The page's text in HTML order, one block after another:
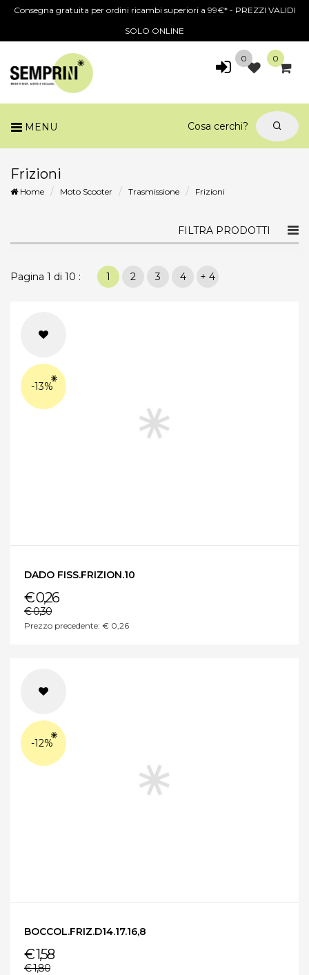
Consegna gratuita per ordini ricambi superiori a 99€* - PREZZI VALIDI
SOLO ONLINE
MENU
0 0
Frizioni
Home Moto Scooter Trasmissione Frizioni
FILTRA PRODOTTI
Pagina 1 di 10 : 1 2 3 4 + 4
-13%
DADO FISS.FRIZION.10
€ 0,26
€ 0,30
Prezzo precedente: € 0,26
-12%
BOCCOL.FRIZ.D14.17.16,8
€ 1,58
€ 1,80